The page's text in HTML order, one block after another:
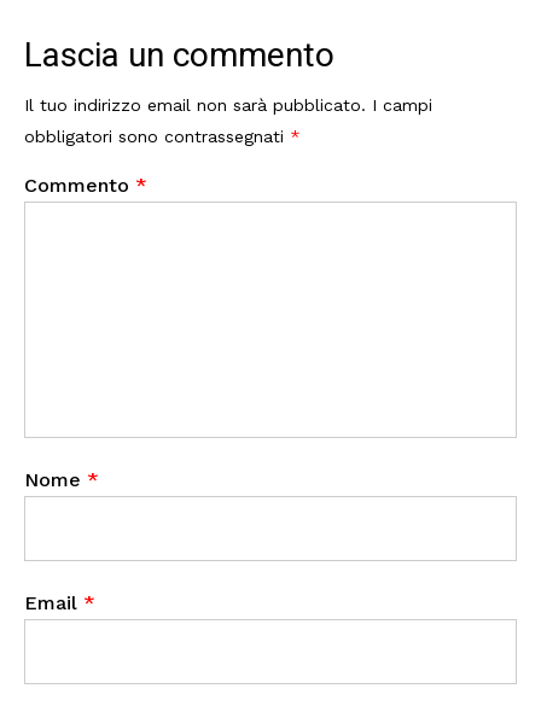
Lascia un commento
Il tuo indirizzo email non sarà pubblicato. I campi
obbligatori sono contrassegnati *
Commento *
Nome *
Email *